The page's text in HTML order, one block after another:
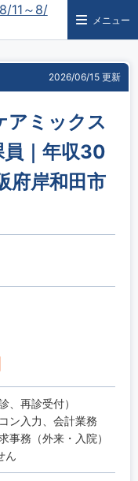
11～8/
メニュー
2026/06/15 更新
ミックス
員｜年収30
府岸和田市
、再診受付）
ン入力、会計業務
事務（外来・入院）
ん